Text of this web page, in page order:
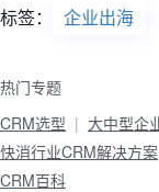
标签： 企业出海
热门专题
CRM选型
大中型企
快消行业CRM解决方案
CRM百科